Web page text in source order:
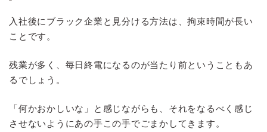
入社後にブラック企業と見分ける方法は、拘束時間が長い
ことです。
残業が多く、毎日終電になるのが当たり前ということもあ
るでしょう。
「何かおかしいな」と感じながらも、それをなるべく感じ
させないようにあの手この手でごまかしてきます。